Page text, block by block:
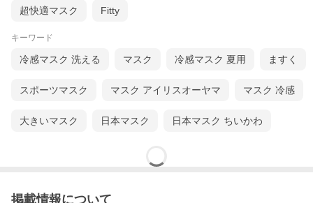
超快適マスク Fitty
キーワード
冷感マスク 洗える マスク 冷感マスク 夏用 ますく
スポーツマスク マスク アイリスオーヤマ マスク 冷感
大きいマスク 日本マスク 日本マスク ちいかわ
掲載情報について